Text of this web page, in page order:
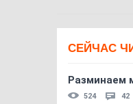
СЕЙЧАС
Разминаем
524 42